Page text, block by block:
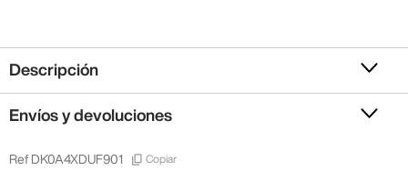
Descripción
Envíos y devoluciones
Ref DK0A4XDUF901 Copiar